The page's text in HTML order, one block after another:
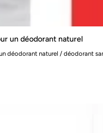
un déodorant naturel
déodorant naturel / déodorant